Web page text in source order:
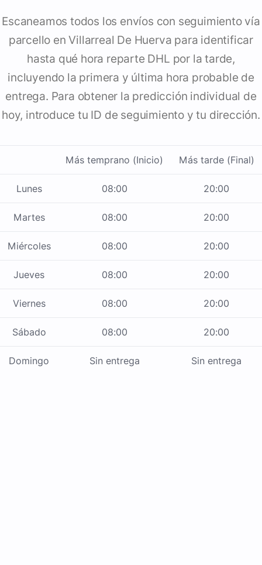
Escaneamos todos los envíos con seguimiento vía
parcello en Villarreal De Huerva para identificar
hasta qué hora reparte DHL por la tarde,
incluyendo la primera y última hora probable de
entrega. Para obtener la predicción individual de
hoy, introduce tu ID de seguimiento y tu dirección.
Más temprano (Inicio) Más tarde (Final)
Lunes 08:00 20:00
Martes 08:00 20:00
Miércoles 08:00 20:00
Jueves 08:00 20:00
Viernes 08:00 20:00
Sábado 08:00 20:00
Domingo Sin entrega Sin entrega